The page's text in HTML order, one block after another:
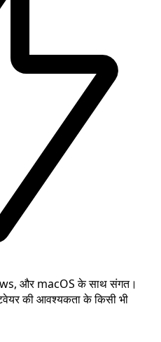
और macOS के साथ संगत।
की आवश्यकता के किसी भी